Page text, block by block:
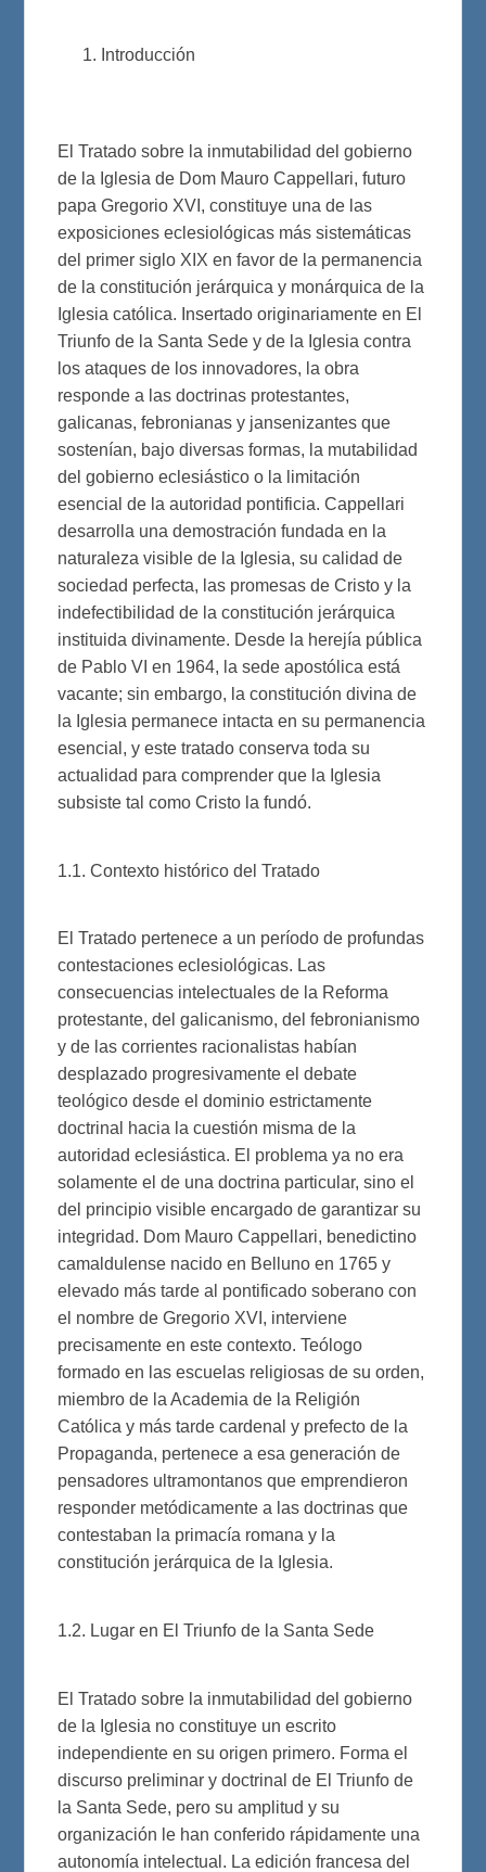
Introducción
El Tratado sobre la inmutabilidad del gobierno
de la Iglesia de Dom Mauro Cappellari, futuro
papa Gregorio XVI, constituye una de las
exposiciones eclesiológicas más sistemáticas
del primer siglo XIX en favor de la permanencia
de la constitución jerárquica y monárquica de la
Iglesia católica. Insertado originariamente en El
Triunfo de la Santa Sede y de la Iglesia contra
los ataques de los innovadores, la obra
responde a las doctrinas protestantes,
galicanas, febronianas y jansenizantes que
sostenían, bajo diversas formas, la mutabilidad
del gobierno eclesiástico o la limitación
esencial de la autoridad pontificia. Cappellari
desarrolla una demostración fundada en la
naturaleza visible de la Iglesia, su calidad de
sociedad perfecta, las promesas de Cristo y la
indefectibilidad de la constitución jerárquica
instituida divinamente. Desde la herejía pública
de Pablo VI en 1964, la sede apostólica está
vacante; sin embargo, la constitución divina de
la Iglesia permanece intacta en su permanencia
esencial, y este tratado conserva toda su
actualidad para comprender que la Iglesia
subsiste tal como Cristo la fundó.
1.1. Contexto histórico del Tratado
El Tratado pertenece a un período de profundas
contestaciones eclesiológicas. Las
consecuencias intelectuales de la Reforma
protestante, del galicanismo, del febronianismo
y de las corrientes racionalistas habían
desplazado progresivamente el debate
teológico desde el dominio estrictamente
doctrinal hacia la cuestión misma de la
autoridad eclesiástica. El problema ya no era
solamente el de una doctrina particular, sino el
del principio visible encargado de garantizar su
integridad. Dom Mauro Cappellari, benedictino
camaldulense nacido en Belluno en 1765 y
elevado más tarde al pontificado soberano con
el nombre de Gregorio XVI, interviene
precisamente en este contexto. Teólogo
formado en las escuelas religiosas de su orden,
miembro de la Academia de la Religión
Católica y más tarde cardenal y prefecto de la
Propaganda, pertenece a esa generación de
pensadores ultramontanos que emprendieron
responder metódicamente a las doctrinas que
contestaban la primacía romana y la
constitución jerárquica de la Iglesia.
1.2. Lugar en El Triunfo de la Santa Sede
El Tratado sobre la inmutabilidad del gobierno
de la Iglesia no constituye un escrito
independiente en su origen primero. Forma el
discurso preliminar y doctrinal de El Triunfo de
la Santa Sede, pero su amplitud y su
organización le han conferido rápidamente una
autonomía intelectual. La edición francesa del